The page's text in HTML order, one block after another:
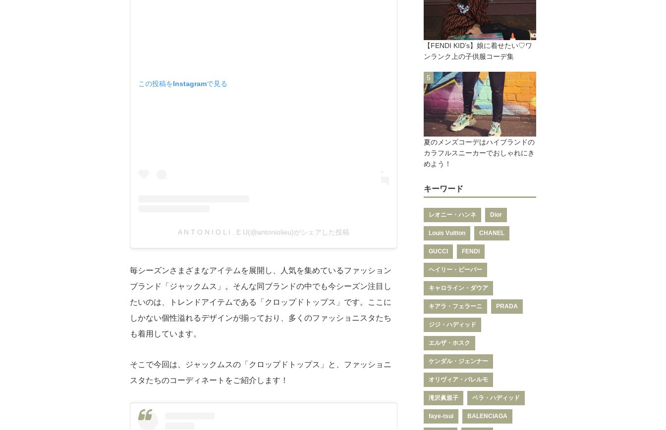
この投稿をInstagramで見る
A N T O N I O L I . E U(@antoniolieu)がシェアした投稿
毎シーズンさまざまなアイテムを展開し、人気を集めているファッション
ブランド「ジャックムス」。そんな同ブランドの中でも今シーズン注目し
たいのは、トレンドアイテムである「クロップドトップス」です。ここに
しかない個性溢れるデザインが揃っており、多くのファッショニスタたち
も着用しています。
そこで今回は、ジャックムスの「クロップドトップス」と、ファッショニ
スタたちのコーディネートをご紹介します！
【FENDI KID’s】娘に着せたい♡ワ
ンランク上の子供服コーデ集
夏のメンズコーデはハイブランドの
カラフルスニーカーでおしゃれにき
めよう！
キーワード
レオニー・ハンネ Dior
Louis Vuitton CHANEL
GUCCI FENDI
ヘイリー・ビーバー
キャロライン・ダウア
キアラ・フェラーニ PRADA
ジジ・ハディッド
エルザ・ホスク
ケンダル・ジェンナー
オリヴィア・パレルモ
滝沢眞規子 ベラ・ハディッド
faye-tsui BALENCIAGA